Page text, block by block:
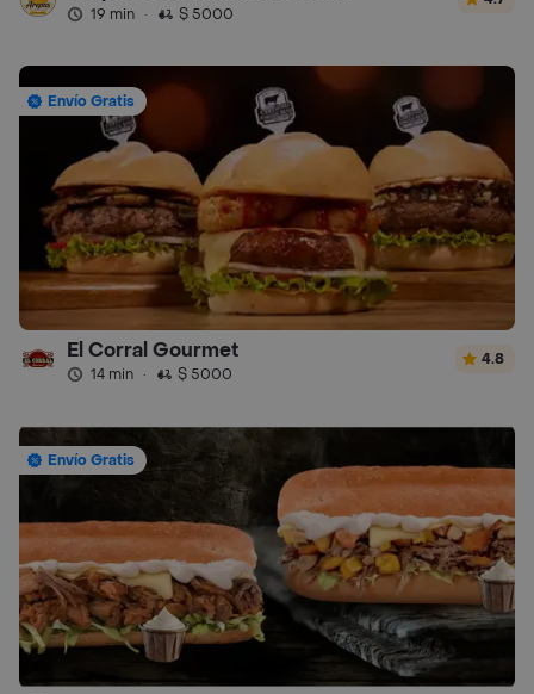
19 min · $ 5000
Envío Gratis
El Corral Gourmet
14 min · $ 5000
4.8
Envío Gratis